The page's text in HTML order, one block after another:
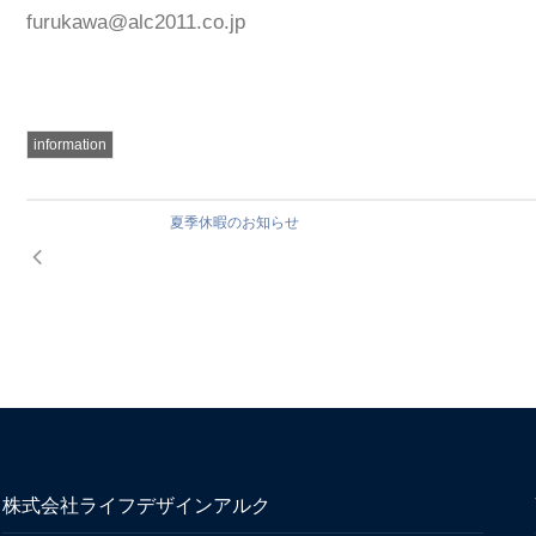
furukawa@alc2011.co.jp
information
夏季休暇のお知らせ
株式会社ライフデザインアルク